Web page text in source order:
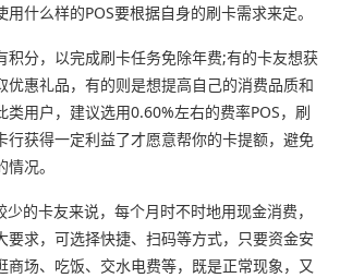
什么样的POS要根据自身的刷卡需求来定。
积分，以完成刷卡任务免除年费;有的卡友想获
优惠礼品，有的则是想提高自己的消费品质和
类用户，建议选用0.60%左右的费率POS，刷
行获得一定利益了才愿意帮你的卡提额，避免
况。
少的卡友来说，每个月时不时地用现金消费，
要求，可选择快捷、扫码等方式，只要资金安
商场、吃饭、交水电费等，既是正常现象，又